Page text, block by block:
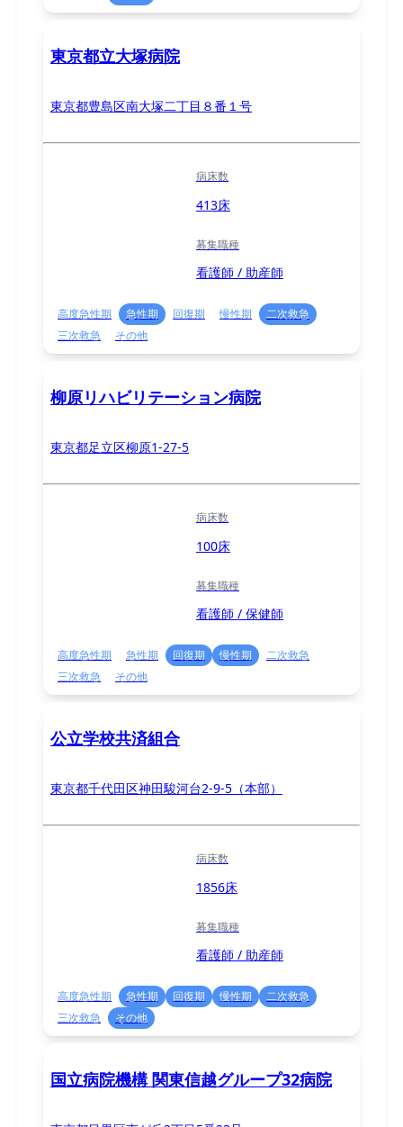
東京都立大塚病院
東京都豊島区南大塚二丁目８番１号
病床数
413床
募集職種
看護師 / 助産師
高度急性期 急性期 回復期 慢性期
二次救急
三次救急
その他
柳原リハビリテーション病院
東京都足立区柳原1-27-5
病床数
100床
募集職種
看護師 / 保健師
高度急性期 急性期 回復期 慢性期
二次救急
三次救急
その他
公立学校共済組合
東京都千代田区神田駿河台2-9-5（本部）
病床数
1856床
募集職種
看護師 / 助産師
高度急性期 急性期 回復期 慢性期
二次救急
三次救急
その他
国立病院機構 関東信越グループ32病院